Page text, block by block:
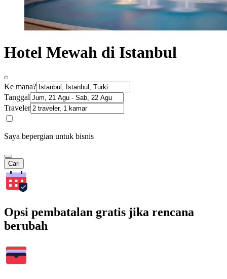
Hotel Mewah di Istanbul
Ke mana?
Tanggal
Traveler
Saya bepergian untuk bisnis
Cari
Opsi pembatalan gratis jika rencana
berubah